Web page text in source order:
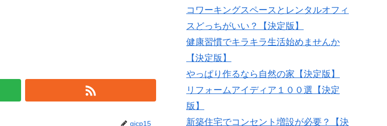
gicp15
コワーキングスペースとレンタルオフィ
スどっちがいい？【決定版】
健康習慣でキラキラ生活始めませんか
【決定版】
やっぱり作るなら自然の家【決定版】
リフォームアイディア１００選【決定
版】
新築住宅でコンセント増設が必要？【決